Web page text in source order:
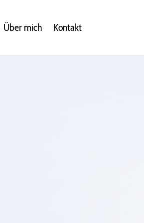
Über mich Kontakt